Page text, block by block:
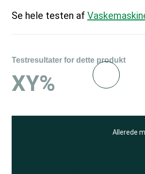
Se hele testen af
Testresultater for dette produkt
XY%
Allerede